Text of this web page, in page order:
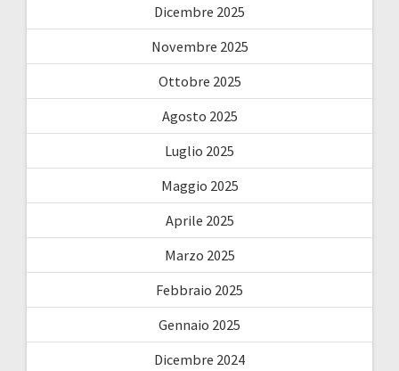
Dicembre 2025
Novembre 2025
Ottobre 2025
Agosto 2025
Luglio 2025
Maggio 2025
Aprile 2025
Marzo 2025
Febbraio 2025
Gennaio 2025
Dicembre 2024